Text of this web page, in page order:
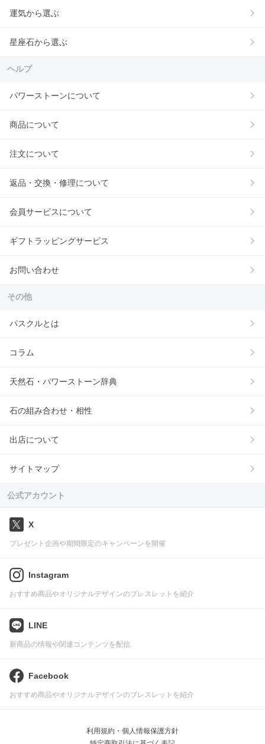
運気から選ぶ
星座石から選ぶ
ヘルプ
パワーストーンについて
商品について
注文について
返品・交換・修理について
会員サービスについて
ギフトラッピングサービス
お問い合わせ
その他
パスクルとは
コラム
天然石・パワーストーン辞典
石の組み合わせ・相性
出店について
サイトマップ
公式アカウント
X
プレゼント企画や期間限定のキャンペーンを開催
Instagram
おすすめ商品やオリジナルデザインのブレスレットを紹介
LINE
新商品の情報や関連コンテンツを配信
Facebook
おすすめ商品やオリジナルデザインのブレスレットを紹介
利用規約・個人情報保護方針